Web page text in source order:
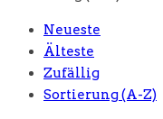
Neueste
Älteste
Zufällig
Sortierung (A-Z)